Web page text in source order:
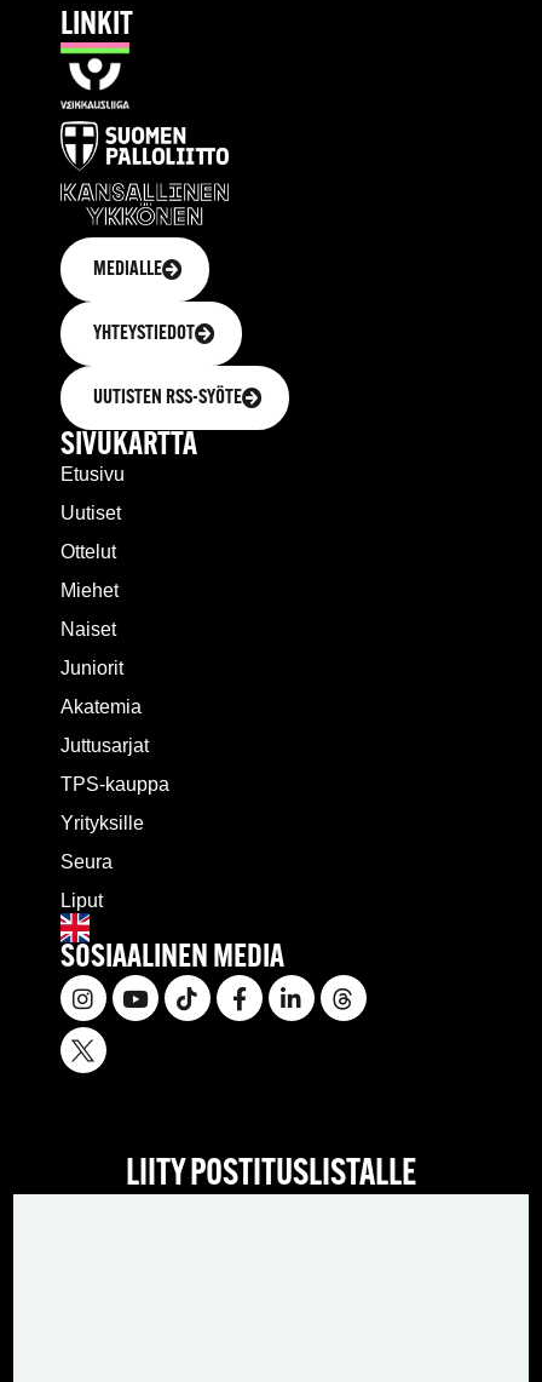
LINKIT
MEDIALLE
YHTEYSTIEDOT
UUTISTEN RSS-SYÖTE
SIVUKARTTA
Etusivu
Uutiset
Ottelut
Miehet
Naiset
Juniorit
Akatemia
Juttusarjat
TPS-kauppa
Yrityksille
Seura
Liput
SOSIAALINEN MEDIA
LIITY POSTITUSLISTALLE